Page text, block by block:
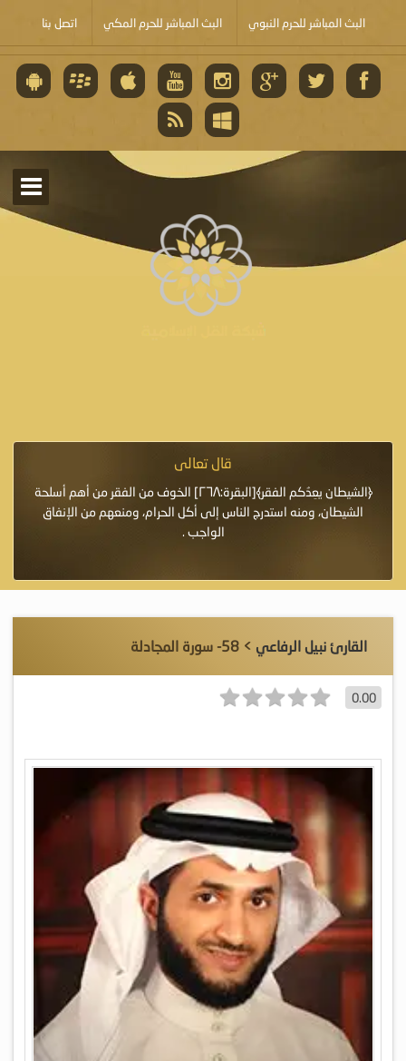
البث المباشر للحرم النبوي البث المباشر للحرم المكي اتصل بنا
قال تعالى
﴿الشيطان يعِدُكم الفقر﴾[البقرة:٢٦٨] الخوف من الفقر من أهم أسلحة
الشيطان، ومنه استدرج الناس إلى أكل الحرام، ومنعهم من الإنفاق
الواجب .
القارئ نبيل الرفاعي > 58- سورة المجادلة
0.00